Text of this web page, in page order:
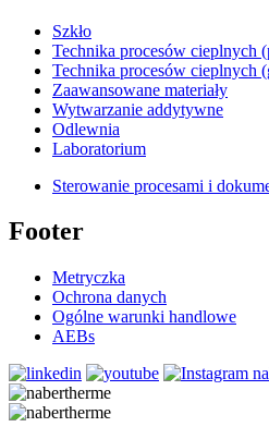
Szkło
Technika procesów cieplnych
Technika procesów cieplnych
Zaawansowane materiały
Wytwarzanie addytywne
Odlewnia
Laboratorium
Sterowanie procesami i
Footer
Metryczka
Ochrona danych
Ogólne warunki handlowe
AEBs